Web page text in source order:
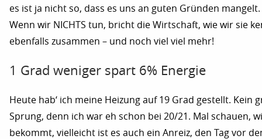
es ist ja nicht so, dass es uns an guten Gründen
Wenn wir NICHTS tun, bricht die Wirtschaft, wie wir sie
ebenfalls zusammen – und noch viel viel mehr!
1 Grad weniger spart 6% Energie
Heute hab‘ ich meine Heizung auf 19 Grad gestellt. Kein
Sprung, denn ich war eh schon bei 20/21. Mal schauen,
bekommt, vielleicht ist es auch ein Anreiz, den Tag vor